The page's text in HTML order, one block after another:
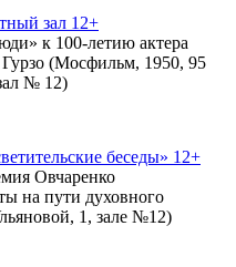
зал 12+
к 100-летию актера
Гурзо (Мосфильм, 1950, 95
№ 12)
беседы» 12+
Овчаренко
на пути духовного
1, зале №12)